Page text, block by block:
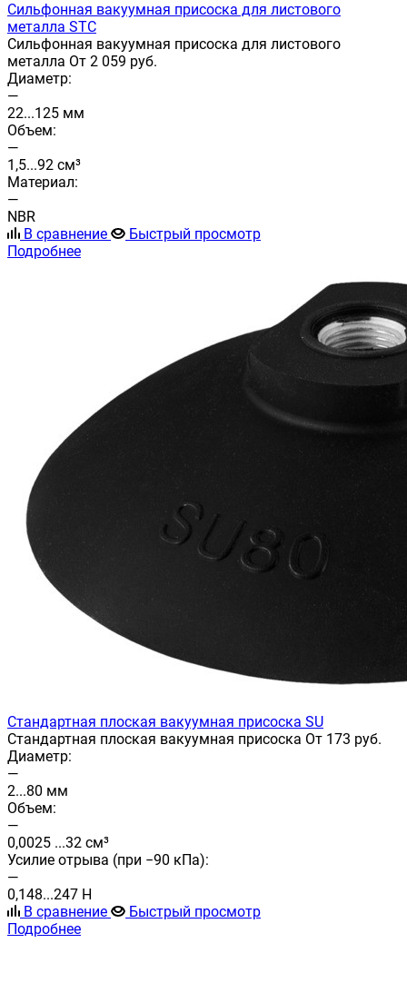
Сильфонная вакуумная присоска для листового
металла STC
Сильфонная вакуумная присоска для листового
металла От 2 059 руб.
Диаметр:
—
22...125 мм
Объем:
—
1,5...92 см³
Материал:
—
NBR
В сравнение
Быстрый просмотр
Подробнее
Стандартная плоская вакуумная присоска SU
Стандартная плоская вакуумная присоска От 173 руб.
Диаметр:
—
2...80 мм
Объем:
—
0,0025 ...32 см³
Усилие отрыва (при −90 кПа):
—
0,148...247 Н
В сравнение
Быстрый просмотр
Подробнее